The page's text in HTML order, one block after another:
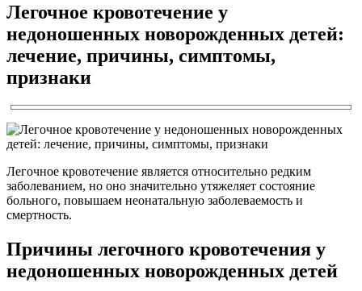
Легочное кровотечение у
недоношенных новорожденных детей:
лечение, причины, симптомы,
признаки
Легочное кровотечение является относительно редким
заболеванием, но оно значительно утяжеляет состояние
больного, повышаем неонатальную заболеваемость и
смертность.
Причины легочного кровотечения у
недоношенных новорожденных детей